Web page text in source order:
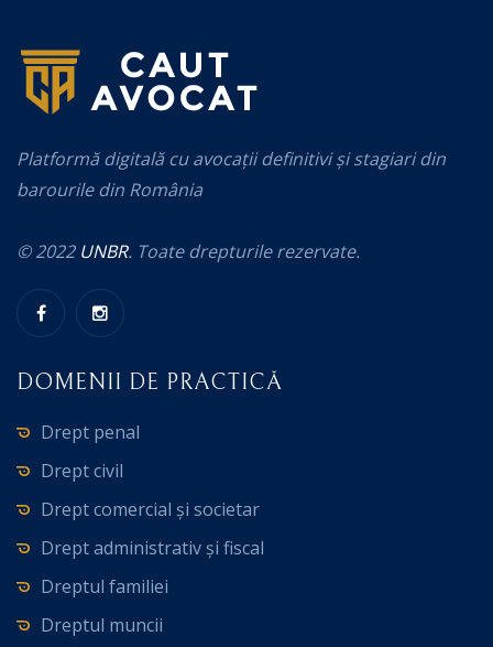
Platformă digitală cu avocații definitivi și stagiari din
barourile din România
© 2022 UNBR. Toate drepturile rezervate.
DOMENII DE PRACTICĂ
Drept penal
Drept civil
Drept comercial și societar
Drept administrativ și fiscal
Dreptul familiei
Dreptul muncii